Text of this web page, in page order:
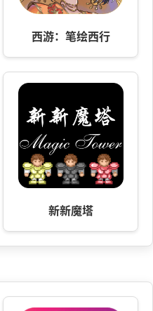
西游：笔绘西行
新新魔塔